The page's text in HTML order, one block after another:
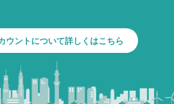
ウントについて詳しくはこちら